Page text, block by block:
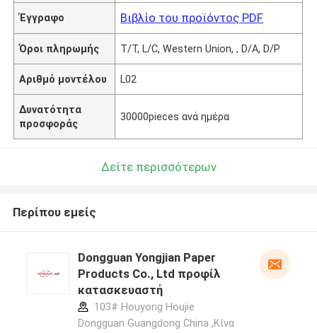
Έγγραφο Βιβλίο του προϊόντος PDF
Όροι πληρωμής T/T, L/C, Western Union, , D/A, D/P
Αριθμό μοντέλου L02
Δυνατότητα
προσφοράς
30000pieces ανά ημέρα
Δείτε περισσότερων
Περίπου εμείς
Dongguan Yongjian Paper
Products Co., Ltd προφίλ
κατασκευαστή
103# Houyong Houjie
Dongguan Guangdong China ,Κίνα